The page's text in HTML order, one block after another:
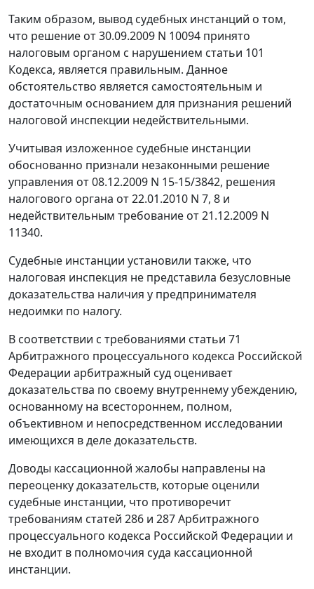
Таким образом, вывод судебных инстанций о том,
что решение от 30.09.2009 N 10094 принято
налоговым органом с нарушением статьи 101
Кодекса, является правильным. Данное
обстоятельство является самостоятельным и
достаточным основанием для признания решений
налоговой инспекции недействительными.
Учитывая изложенное судебные инстанции
обоснованно признали незаконными решение
управления от 08.12.2009 N 15-15/3842, решения
налогового органа от 22.01.2010 N 7, 8 и
недействительным требование от 21.12.2009 N
11340.
Судебные инстанции установили также, что
налоговая инспекция не представила безусловные
доказательства наличия у предпринимателя
недоимки по налогу.
В соответствии с требованиями статьи 71
Арбитражного процессуального кодекса Российской
Федерации арбитражный суд оценивает
доказательства по своему внутреннему убеждению,
основанному на всестороннем, полном,
объективном и непосредственном исследовании
имеющихся в деле доказательств.
Доводы кассационной жалобы направлены на
переоценку доказательств, которые оценили
судебные инстанции, что противоречит
требованиям статей 286 и 287Арбитражного
процессуального кодекса Российской Федерации и
не входит в полномочия суда кассационной
инстанции.